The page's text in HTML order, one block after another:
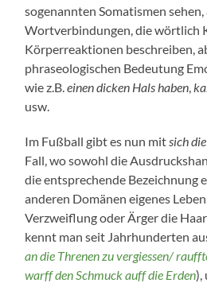
sogenannten Somatismen
Wortverbindungen, die wörtlich
Körperreaktionen beschreiben,
phraseologischen Bedeutung
wie z.B.einen dicken Hals haben
usw.
Im Fußball gibt es nun mit sich
Fall, wo sowohl die
die entsprechende Bezeichnung
anderen Domänen eigenes
Verzweiflung oder Ärger die
kennt man seit Jahrhunderten
an die Threnen zu vergiessen/
warff den Schmuck auff die Erden),